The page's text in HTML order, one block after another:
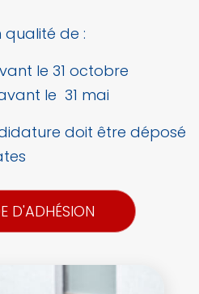
qualité de :
le 31 octobre
le 31 mai
doit être déposé
D'ADHÉSION